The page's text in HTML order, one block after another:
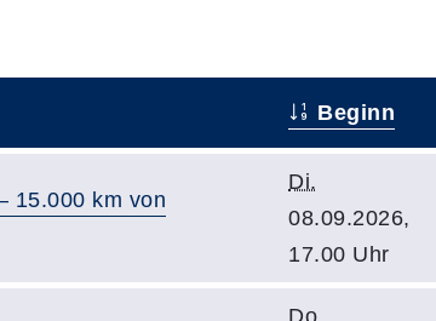
Beginn
15.000 km von
Di.
08.09.2026,
17.00 Uhr
Do.